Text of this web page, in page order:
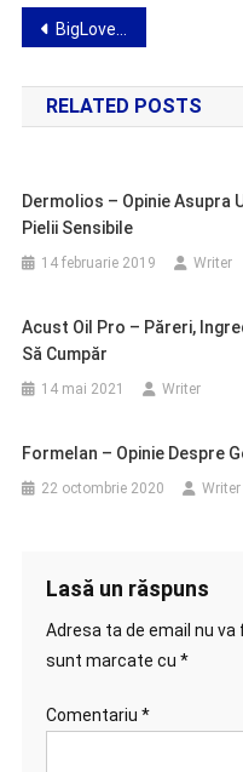
Navigare
în
articole
BigLover – opinie cu privire la serul inovator pentru mărirea penisului
RELATED POSTS
Dermolios – Opinie Asupra
Pielii Sensibile
14 februarie 2019 Writer
Acust Oil Pro – Păreri,
Să Cumpăr
14 mai 2021 Writer
Formelan – Opinie Despre
22 octombrie 2020 Writer
Lasă un răspuns
Adresa ta de email nu va
sunt marcate cu *
Comentariu *